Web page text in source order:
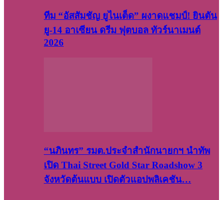
ทีม “อัสสัมชัญ ยูไนเต็ด” ผงาดแชมป์! ยินตัน
ยู-14 อาเซียน ดรีม ฟุตบอล ทัวร์นาเมนต์
2026
“นภินทร” รมต.ประจำสำนักนายกฯ นำทัพ
เปิด Thai Street Gold Star Roadshow 3
จังหวัดต้นแบบ เปิดตัวแอปพลิเคชัน…